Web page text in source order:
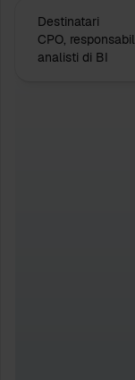
Destinatari
CPO,
analisti di BI